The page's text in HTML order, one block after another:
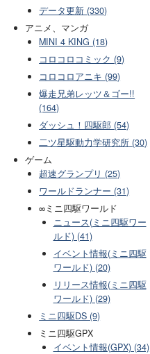
データ更新 (330)
アニメ、マンガ
MINI 4 KING (18)
コロコロコミック (9)
コロコロアニキ (99)
爆走兄弟レッツ＆ゴー!!
(164)
ダッシュ！四駆郎 (54)
二ツ星駆動力学研究所 (30)
ゲーム
超速グランプリ (25)
ワールドランナー (31)
∞ミニ四駆ワールド
ニュース(ミニ四駆ワー
ルド) (41)
イベント情報(ミニ四駆
ワールド) (20)
リリース情報(ミニ四駆
ワールド) (29)
ミニ四駆DS (9)
ミニ四駆GPX
イベント情報(GPX) (34)